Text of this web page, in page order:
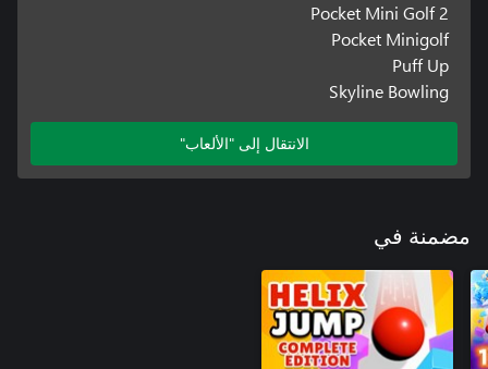
Pocket Mini Golf 2
Pocket Minigolf
Puff Up
Skyline Bowling
الانتقال إلى "الألعاب"
مضمنة في